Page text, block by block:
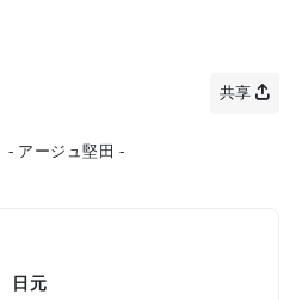
共享
- アージュ堅田 -
日元